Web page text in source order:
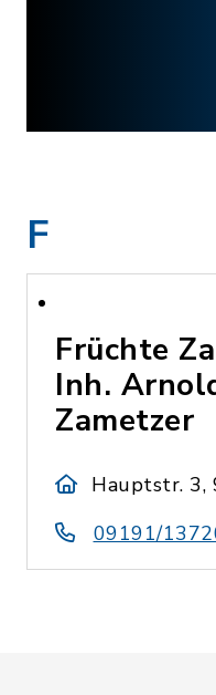
F
Früchte
Inh.
Zametzer
Hauptstr. 3,
09191/